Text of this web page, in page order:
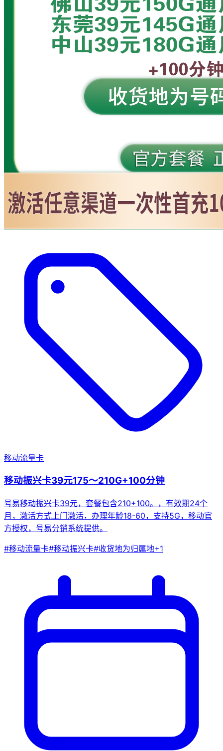
移动流量卡
移动振兴卡39元175～210G+100分钟
号易移动振兴卡39元，套餐包含210+100。，有效期24个
月，激活方式上门激活，办理年龄18-60，支持5G，移动官
方授权，号易分销系统提供。
#移动流量卡#移动振兴卡#收货地为归属地+1